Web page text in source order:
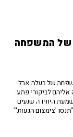
של המשפחה
של בעלה אבל
לביקורי פתע:
היחידה שנעים
'צימצום הגעות'"